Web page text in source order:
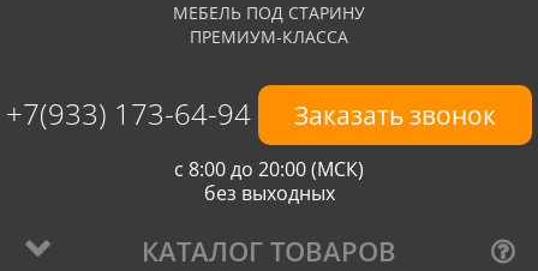
МЕБЕЛЬ ПОД СТАРИНУ
ПРЕМИУМ-КЛАССА
+7(933) 173-64-94 Заказать звонок
с 8:00 до 20:00 (МСК)
без выходных
КАТАЛОГ ТОВАРОВ